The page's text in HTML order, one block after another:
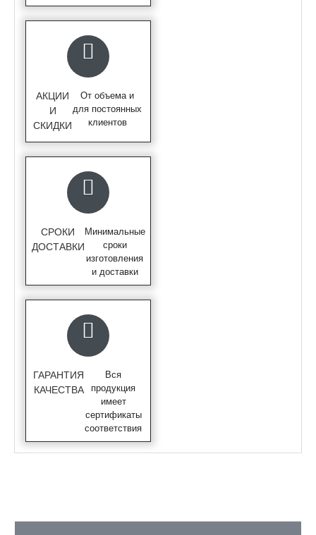
АКЦИИ
И
СКИДКИ
От объема и
для постоянных
клиентов
СРОКИ
ДОСТАВКИ
Минимальные
сроки
изготовления
и доставки
ГАРАНТИЯ
КАЧЕСТВА
Вся
продукция
имеет
сертификаты
соответствия